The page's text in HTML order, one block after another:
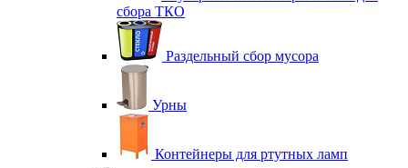
сбора ТКО
Раздельный сбор мусора
Урны
Контейнеры для ртутных ламп